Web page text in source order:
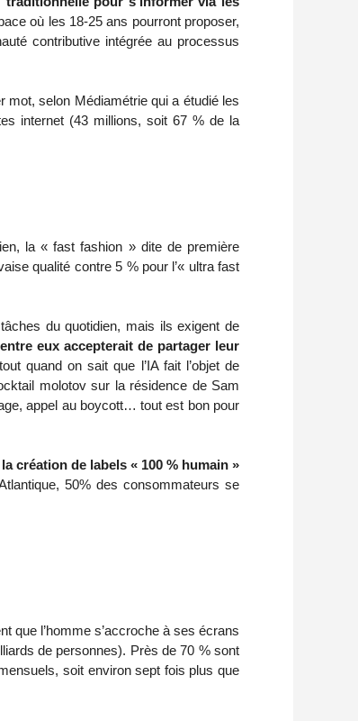
où les 18-25 ans pourront proposer,
contributive intégrée au processus
mot, selon Médiamétrie qui a étudié les
internet (43 millions, soit 67 % de la
la « fast fashion » dite de première
qualité contre 5 % pour l’« ultra fast
du quotidien, mais ils exigent de
eux accepterait de partager leur
quand on sait que l’IA fait l’objet de
molotov sur la résidence de Sam
appel au boycott… tout est bon pour
la création de labels « 100 % humain »
50% des consommateurs se
que l’homme s’accroche à ses écrans
de personnes). Près de 70 % sont
soit environ sept fois plus que